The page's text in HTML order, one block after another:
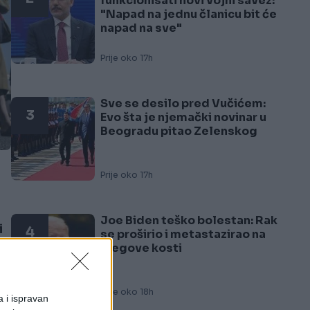
i ispravan
"Napad na jednu članicu bit će
napad na sve"
Prije oko 17h
3
Sve se desilo pred Vučićem:
Evo šta je njemački novinar u
Beogradu pitao Zelenskog
Prije oko 17h
4
Joe Biden teško bolestan: Rak
se proširio i metastazirao na
njegove kosti
Prije oko 18h